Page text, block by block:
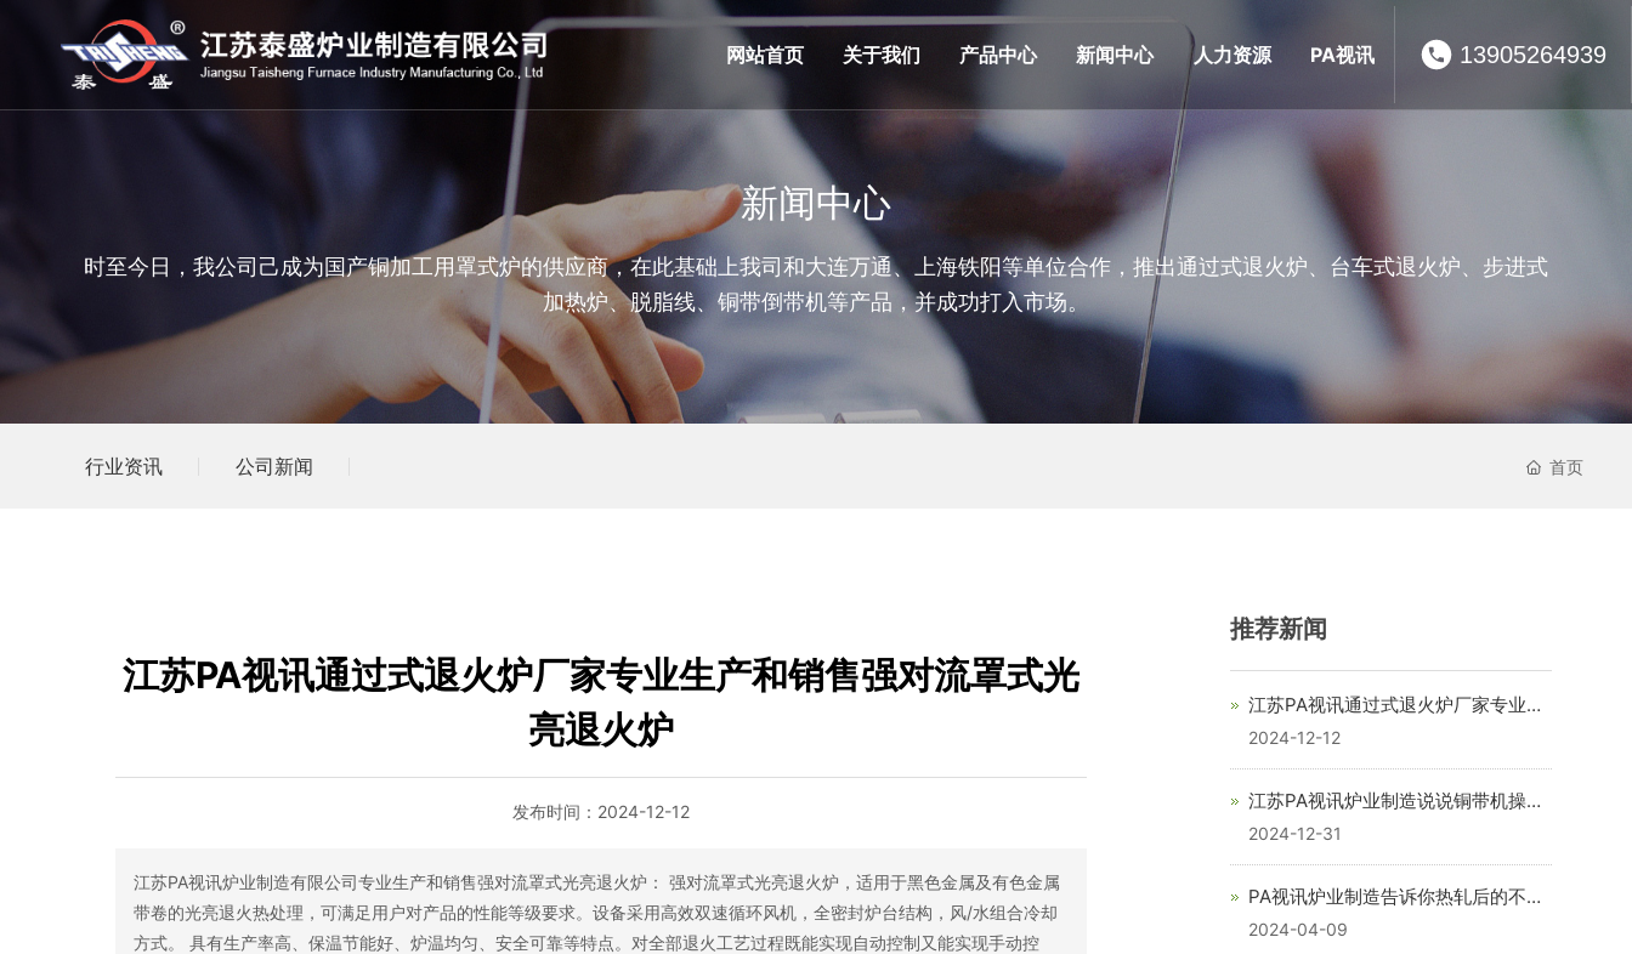
网站首页 关于我们 产品中心 新闻中心 人力资源 PA视讯 13905264939
新闻中心
时至今日，我公司己成为国产铜加工用罩式炉的供应商，在此基础上我司和大连万通、上海铁阳等单位合作，推出通过式退火炉、台车式退火炉、步进式
加热炉、脱脂线、铜带倒带机等产品，并成功打入市场。
行业资讯 公司新闻 首页
江苏PA视讯通过式退火炉厂家专业生产和销售强对流罩式光
亮退火炉
发布时间： 2024-12-12
江苏PA视讯炉业制造有限公司专业生产和销售强对流罩式光亮退火炉： 强对流罩式光亮退火炉，适用于黑色金属及有色金属
带卷的光亮退火热处理，可满足用户对产品的性能等级要求。设备采用高效双速循环风机，全密封炉台结构，风/水组合冷却
方式。 具有生产率高、保温节能好、炉温均匀、安全可靠等特点。对全部退火工艺过程既能实现自动控制又能实现手动控
推荐新闻
江苏PA视讯通过式退火炉厂家专业生
产和销售强对流罩式光亮退火炉
2024-12-12
江苏PA视讯炉业制造说说铜带机操作
规程
2024-12-31
PA视讯炉业制造告诉你热轧后的不锈
钢退火炉目的
2024-04-09